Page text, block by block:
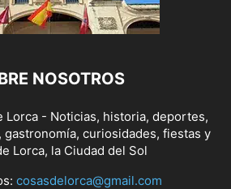
NOSOTROS
Lorca - Noticias, historia, deportes,
curiosidades, fiestas y
Lorca, la Ciudad del Sol
cosasdelorca@gmail.com